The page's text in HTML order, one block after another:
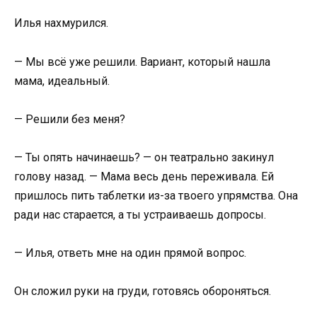
Илья нахмурился.
— Мы всё уже решили. Вариант, который нашла
мама, идеальный.
— Решили без меня?
— Ты опять начинаешь? — он театрально закинул
голову назад. — Мама весь день переживала. Ей
пришлось пить таблетки из-за твоего упрямства. Она
ради нас старается, а ты устраиваешь допросы.
— Илья, ответь мне на один прямой вопрос.
Он сложил руки на груди, готовясь обороняться.